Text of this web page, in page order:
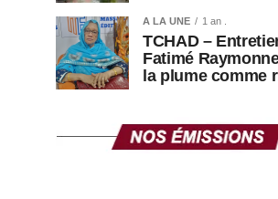
A LA UNE 1 an .
TCHAD –
Fatimé
la plume comme